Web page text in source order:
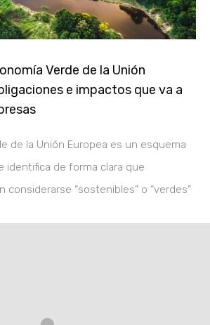
Verde de la Unión
e impactos que va a
de la Unión Europea es un esquema
identifica de forma clara que
considerarse “sostenibles” o “verdes”